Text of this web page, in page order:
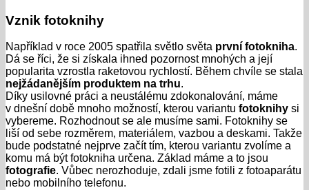
Vznik fotoknihy
Například v roce 2005 spatřila světlo světa první fotokniha.
Dá se říci, že si získala ihned pozornost mnohých a její
popularita vzrostla raketovou rychlostí. Během chvíle se stala
nejžádanějším produktem na trhu.
Díky usilovné práci a neustálému zdokonalování, máme
v dnešní době mnoho možností, kterou variantu fotoknihy si
vybereme. Rozhodnout se ale musíme sami. Fotoknihy se
liší od sebe rozměrem, materiálem, vazbou a deskami. Takže
bude podstatné nejprve začít tím, kterou variantu zvolíme a
komu má být fotokniha určena. Základ máme a to jsou
fotografie. Vůbec nerozhoduje, zdali jsme fotili z fotoaparátu
nebo mobilního telefonu.